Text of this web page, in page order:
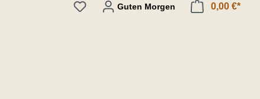
Guten Morgen 0,00 €*